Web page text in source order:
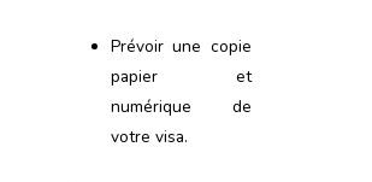
Prévoir une copie
papier et
numérique de
votre visa.